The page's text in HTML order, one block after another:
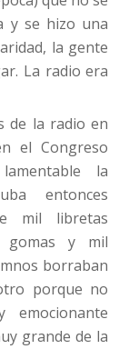
y se hizo una
la gente
La radio era
de la radio en
el Congreso
la
entonces
mil libretas
gomas y mil
borraban
porque no
grande de la